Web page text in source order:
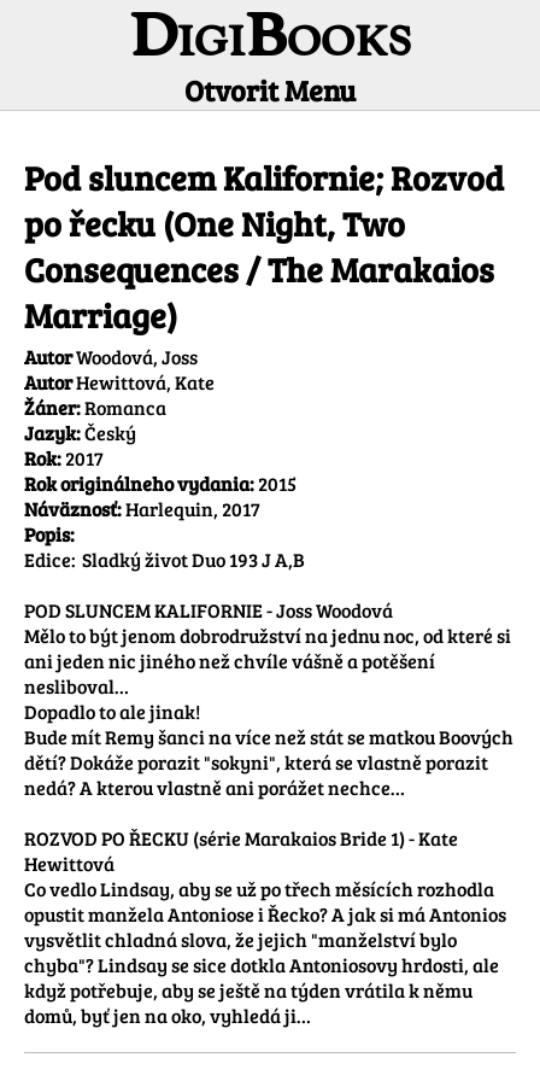
DigiBooks
Otvorit Menu
Pod sluncem Kalifornie; Rozvod
po řecku (One Night, Two
Consequences / The Marakaios
Marriage)
AutorWoodová, Joss
AutorHewittová, Kate
Žáner:Romanca
Jazyk:Český
Rok:2017
Rok originálneho vydania:2015
Náväznosť:Harlequin, 2017
Popis:
Edice:	Sladký život Duo 193 J A,B
POD SLUNCEM KALIFORNIE - Joss Woodová
Mělo to být jenom dobrodružství na jednu noc, od které si
ani jeden nic jiného než chvíle vášně a potěšení
nesliboval…
Dopadlo to ale jinak!
Bude mít Remy šanci na více než stát se matkou Boových
dětí? Dokáže porazit "sokyni", která se vlastně porazit
nedá? A kterou vlastně ani porážet nechce…
ROZVOD PO ŘECKU (série Marakaios Bride 1) - Kate
Hewittová
Co vedlo Lindsay, aby se už po třech měsících rozhodla
opustit manžela Antoniose i Řecko? A jak si má Antonios
vysvětlit chladná slova, že jejich "manželství bylo
chyba"? Lindsay se sice dotkla Antoniosovy hrdosti, ale
když potřebuje, aby se ještě na týden vrátila k němu
domů, byť jen na oko, vyhledá ji…